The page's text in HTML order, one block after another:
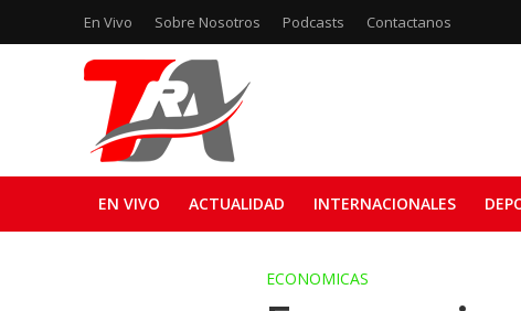
En Vivo Sobre Nosotros Podcasts Contactanos
EN VIVO ACTUALIDAD INTERNACIONALES
ECONOMICAS